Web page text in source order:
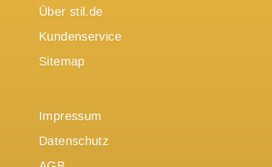
Über stil.de
Kundenservice
Sitemap
Impressum
Datenschutz